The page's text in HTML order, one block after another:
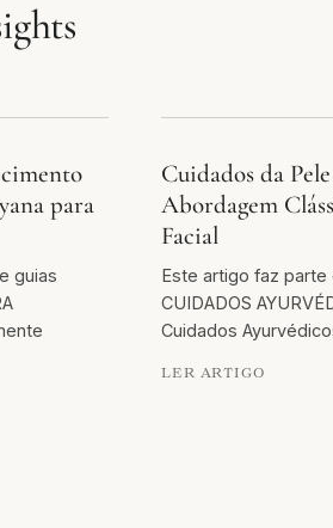
para
guias
Cuidados da
Abordagem
Facial
Este artigo faz parte
CUIDADOS
Cuidados
LER ARTIGO